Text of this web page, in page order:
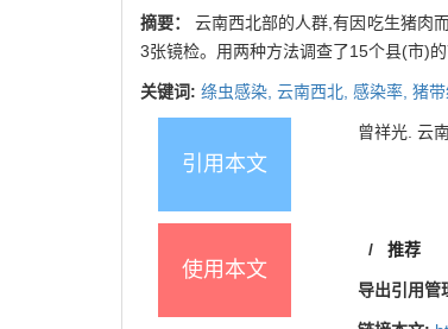
摘要：云南西北部的人群,有因吃生猪肉
3张镜检。用两种方法调查了15个县(市)
关键词: 绦虫感染, 云南西北, 感染率, 猪带
引用本文
曾祥光. 云
使用本文
/ 推荐
导出引用管